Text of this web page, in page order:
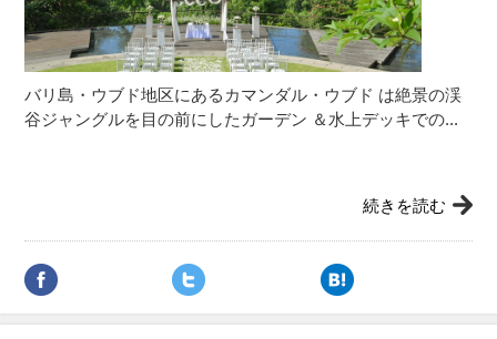
バリ島・ウブド地区にあるカマンダル・ウブド は絶景の渓
谷ジャングルを目の前にしたガーデン ＆水上デッキでの...
続きを読む